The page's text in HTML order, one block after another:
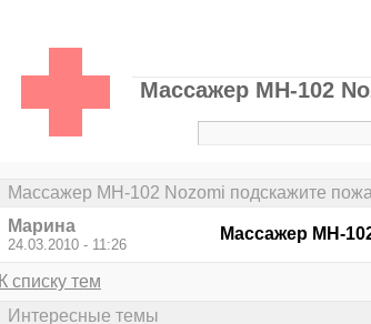
Массажер МН-102
Массажер МН-102 Nozomi подскажите
Марина
24.03.2010 - 11:26
Массажер МН-
К списку тем
Интересные темы